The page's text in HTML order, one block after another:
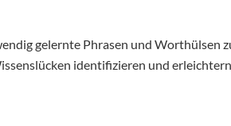
gelernte Phrasen und Worthülsen
identifizieren und